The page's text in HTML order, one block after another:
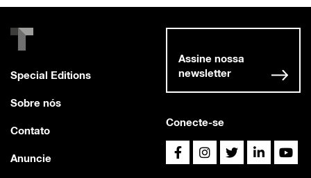
Special Editions
Sobre nós
Contato
Anuncie
Conecte-se
Assine nossa
newsletter